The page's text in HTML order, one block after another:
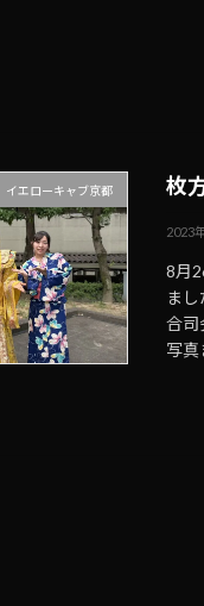
イエローキャブ京都 枚
2023
8月
ま
合司
写